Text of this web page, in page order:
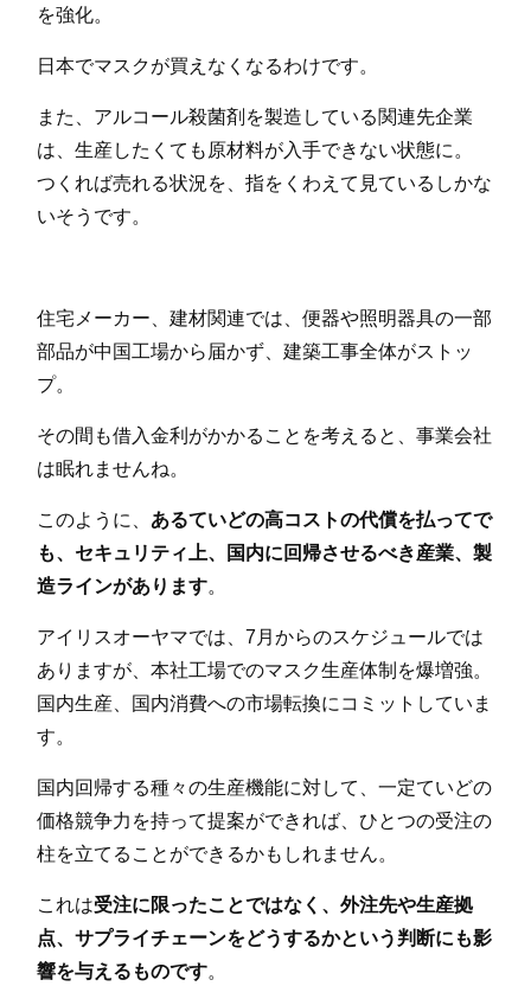
を強化。
日本でマスクが買えなくなるわけです。
また、アルコール殺菌剤を製造している関連先企業
は、生産したくても原材料が入手できない状態に。
つくれば売れる状況を、指をくわえて見ているしかな
いそうです。
住宅メーカー、建材関連では、便器や照明器具の一部
部品が中国工場から届かず、建築工事全体がストッ
プ。
その間も借入金利がかかることを考えると、事業会社
は眠れませんね。
このように、 あるていどの高コストの代償を払ってで
も、セキュリティ上、国内に回帰させるべき産業、製
造ラインがあります。
アイリスオーヤマでは、7月からのスケジュールでは
ありますが、本社工場でのマスク生産体制を爆増強。
国内生産、国内消費への市場転換にコミットしていま
す。
国内回帰する種々の生産機能に対して、一定ていどの
価格競争力を持って提案ができれば、ひとつの受注の
柱を立てることができるかもしれません。
これは受注に限ったことではなく、外注先や生産拠
点、サプライチェーンをどうするかという判断にも影
響を与えるものです。